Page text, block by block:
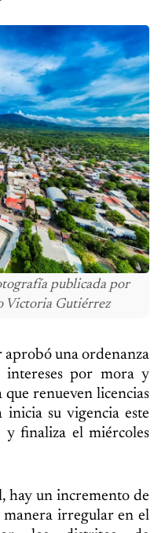
publicada por
Victoria Gutiérrez
aprobó una ordenanza
por mora y
renueven licencias
inicia su vigencia este
finaliza el miércoles
hay un incremento de
manera irregular en el